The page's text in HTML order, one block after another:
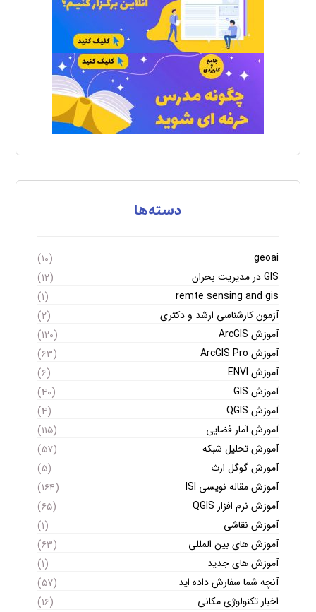
دسته‌ها
geoai
(۱۰)
GIS در مدیریت بحران
(۱۲)
remte sensing and gis
(۱)
آزمون کارشناسی ارشد و دکتری
(۲)
آموزش ArcGIS
(۱۲۰)
آموزش ArcGIS Pro
(۶۳)
آموزش ENVI
(۶)
آموزش GIS
(۴۰)
آموزش QGIS
(۴)
آموزش آمار فضایی
(۱۱۵)
آموزش تحلیل شبکه
(۵۷)
آموزش گوگل ارث
(۵)
آموزش مقاله نویسی ISI
(۱۶۴)
آموزش نرم افزار QGIS
(۶۵)
آموزش نقاشی
(۱)
آموزش های بین المللی
(۶۳)
آموزش های جدید
(۱)
آنچه شما سفارش داده اید
(۵۷)
اخبار تکنولوژی مکانی
(۱۶)